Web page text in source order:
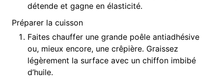
détende et gagne en élasticité.
Préparer la cuisson
Faites chauffer une grande poêle antiadhésive
ou, mieux encore, une crêpière. Graissez
légèrement la surface avec un chiffon imbibé
d’huile.